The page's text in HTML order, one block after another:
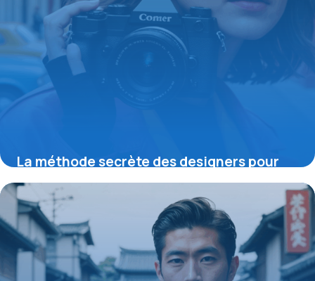
La méthode secrète des designers pour
maîtriser la couleur unie et transformer
votre style dès aujourd’hui
19 mai 2026